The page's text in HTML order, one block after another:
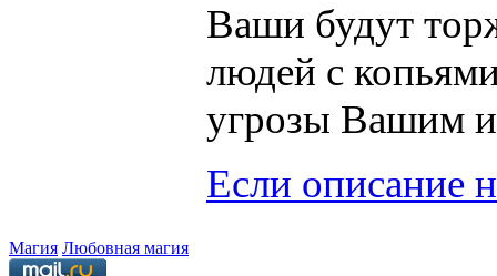
Ваши будут
людей с
угрозы Вашим
Если описание
Магия Любовная магия